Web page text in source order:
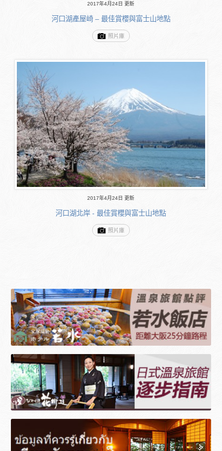
2017年4月24日 更新
河口湖產屋崎 – 最佳賞櫻與富士山地點
照片庫
2017年4月24日 更新
河口湖北岸 - 最佳賞櫻與富士山地點
照片庫